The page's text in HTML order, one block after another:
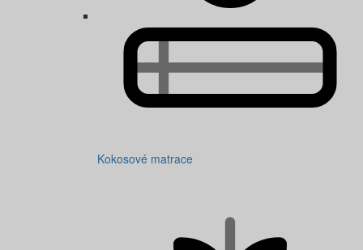
Kokosové matrace